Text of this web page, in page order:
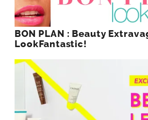
BON PLAN : Beauty
LookFantastic!